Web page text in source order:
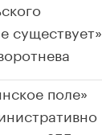
существует»
поле»